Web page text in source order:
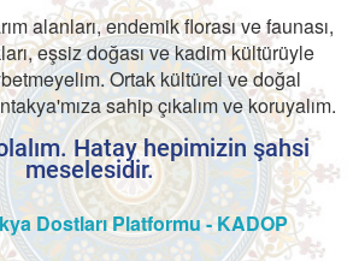
alanları, endemik florası ve faunası,
eşsiz doğası ve kadim kültürüyle
Ortak kültürel ve doğal
sahip çıkalım ve koruyalım.
Hatay hepimizin şahsi
meselesidir.
Dostları Platformu - KADOP